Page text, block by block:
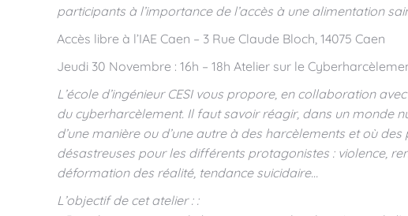
participants à l’importance de l’accès à une alimentation
Accès libre à l’IAE Caen – 3 Rue Claude Bloch, 14075 Caen
Jeudi 30 Novembre : 16h – 18h Atelier sur le
L’école d’ingénieur CESI vous propore, en collaboration
du cyberharcèlement. Il faut savoir réagir, dans un monde
d’une manière ou d’une autre à des harcèlements et où
désastreuses pour les différents protagonistes : violence,
déformation des réalité, tendance suicidaire…
L’objectif de cet atelier : :